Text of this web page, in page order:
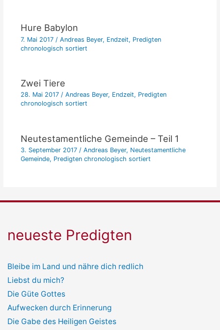
Hure Babylon
7. Mai 2017 / Andreas Beyer, Endzeit, Predigten
chronologisch sortiert
Zwei Tiere
28. Mai 2017 / Andreas Beyer, Endzeit, Predigten
chronologisch sortiert
Neutestamentliche Gemeinde – Teil 1
3. September 2017 / Andreas Beyer, Neutestamentliche
Gemeinde, Predigten chronologisch sortiert
neueste Predigten
Bleibe im Land und nähre dich redlich
Liebst du mich?
Die Güte Gottes
Aufwecken durch Erinnerung
Die Gabe des Heiligen Geistes